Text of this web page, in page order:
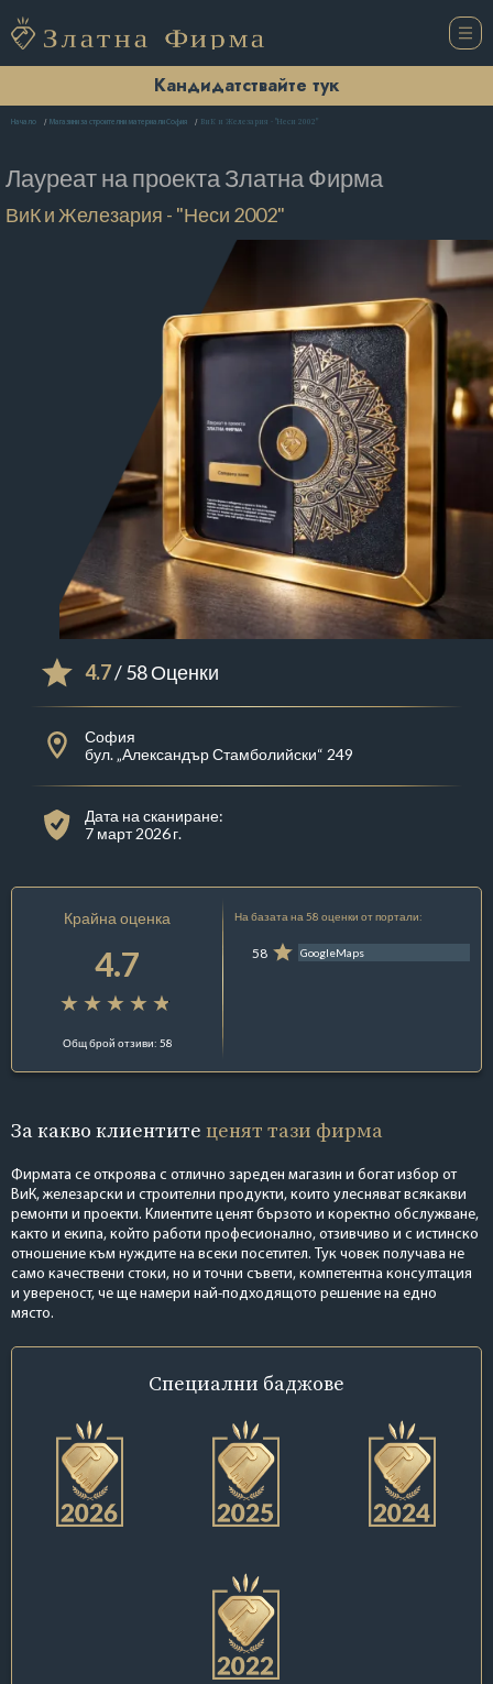
Кандидатствайте тук
Начало Магазини за строителни материали София ВиК и Железария - "Неси 2002"
Лауреат на проектаЗлатна Фирма
ВиК и Железария - "Неси 2002"
4.7/ 58 Оценки
София
бул. „Александър Стамболийски“ 249
Дата на сканиране:
7 март 2026 г.
Крайна оценка
4.7
Общ брой отзиви: 58
На базата на 58 оценки от портали:
58 GoogleMaps
За какво клиентите ценят тази фирма
Фирмата се откроява с отлично зареден магазин и богат избор от
ВиК, железарски и строителни продукти, които улесняват всякакви
ремонти и проекти. Клиентите ценят бързото и коректно обслужване,
както и екипа, който работи професионално, отзивчиво и с истинско
отношение към нуждите на всеки посетител. Тук човек получава не
само качествени стоки, но и точни съвети, компетентна консултация
и увереност, че ще намери най-подходящото решение на едно
място.
Специални баджове